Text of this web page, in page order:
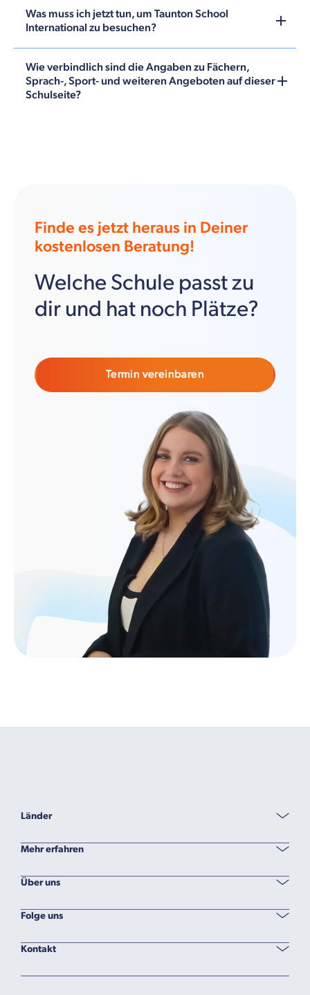
Was muss ich jetzt tun, um Taunton School
International zu besuchen?
Wie verbindlich sind die Angaben zu Fächern,
Sprach-, Sport- und weiteren Angeboten auf dieser
Schulseite?
Finde es jetzt heraus in Deiner
kostenlosen Beratung!
Welche Schule passt zu
dir und hat noch Plätze?
Termin vereinbaren
Länder
Mehr erfahren
Über uns
Folge uns
Kontakt